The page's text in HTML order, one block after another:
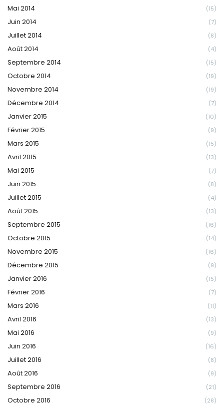
Mai 2014 (15)
Juin 2014 (7)
Juillet 2014 (8)
Août 2014 (4)
Septembre 2014 (15)
Octobre 2014 (19)
Novembre 2014 (19)
Décembre 2014 (7)
Janvier 2015 (10)
Février 2015 (9)
Mars 2015 (15)
Avril 2015 (13)
Mai 2015 (7)
Juin 2015 (8)
Juillet 2015 (4)
Août 2015 (13)
Septembre 2015 (16)
Octobre 2015 (14)
Novembre 2015 (16)
Décembre 2015 (9)
Janvier 2016 (15)
Février 2016 (7)
Mars 2016 (11)
Avril 2016 (13)
Mai 2016 (9)
Juin 2016 (16)
Juillet 2016 (8)
Août 2016 (9)
Septembre 2016 (21)
Octobre 2016 (28)